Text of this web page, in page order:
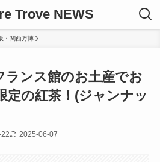
Trove NEWS
・関西万博
ランス館のお土産でお
定の紅茶！(ジャンナッ
2025-06-07